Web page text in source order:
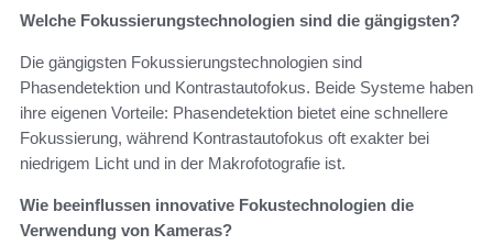
Welche Fokussierungstechnologien sind die gängigsten?
Die gängigsten Fokussierungstechnologien sind
Phasendetektion und Kontrastautofokus. Beide Systeme haben
ihre eigenen Vorteile: Phasendetektion bietet eine schnellere
Fokussierung, während Kontrastautofokus oft exakter bei
niedrigem Licht und in der Makrofotografie ist.
Wie beeinflussen innovative Fokustechnologien die
Verwendung von Kameras?